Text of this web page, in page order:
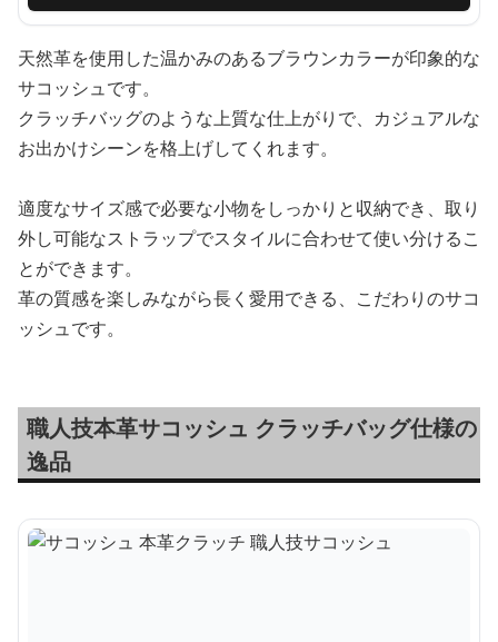
天然革を使用した温かみのあるブラウンカラーが印象的な
サコッシュです。
クラッチバッグのような上質な仕上がりで、カジュアルな
お出かけシーンを格上げしてくれます。
適度なサイズ感で必要な小物をしっかりと収納でき、取り
外し可能なストラップでスタイルに合わせて使い分けるこ
とができます。
革の質感を楽しみながら長く愛用できる、こだわりのサコ
ッシュです。
職人技本革サコッシュ クラッチバッグ仕様の
逸品